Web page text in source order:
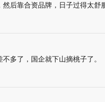
后靠合资品牌，日子过得太舒
多了，国企就下山摘桃子了。